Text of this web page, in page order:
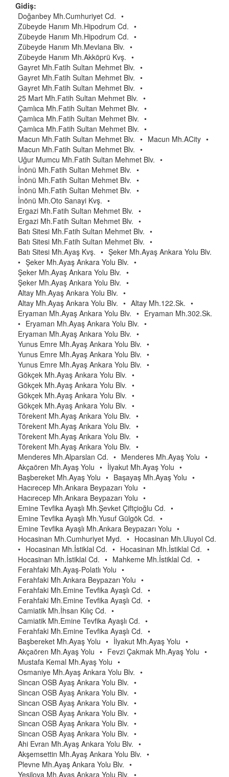
Gidiş:
Doğanbey Mh.Cumhuriyet Cd. •
Zübeyde Hanım Mh.Hipodrum Cd. •
Zübeyde Hanım Mh.Hipodrum Cd. •
Zübeyde Hanım Mh.Mevlana Blv. •
Zübeyde Hanım Mh.Akköprü Kvş. •
Gayret Mh.Fatih Sultan Mehmet Blv. •
Gayret Mh.Fatih Sultan Mehmet Blv. •
Gayret Mh.Fatih Sultan Mehmet Blv. •
25 Mart Mh.Fatih Sultan Mehmet Blv. •
Çamlıca Mh.Fatih Sultan Mehmet Blv. •
Çamlıca Mh.Fatih Sultan Mehmet Blv. •
Çamlıca Mh.Fatih Sultan Mehmet Blv. •
Macun Mh.Fatih Sultan Mehmet Blv. • Macun Mh.ACity •
Macun Mh.Fatih Sultan Mehmet Blv. •
Uğur Mumcu Mh.Fatih Sultan Mehmet Blv. •
İnönü Mh.Fatih Sultan Mehmet Blv. •
İnönü Mh.Fatih Sultan Mehmet Blv. •
İnönü Mh.Fatih Sultan Mehmet Blv. •
İnönü Mh.Oto Sanayi Kvş. •
Ergazi Mh.Fatih Sultan Mehmet Blv. •
Ergazi Mh.Fatih Sultan Mehmet Blv. •
Batı Sitesi Mh.Fatih Sultan Mehmet Blv. •
Batı Sitesi Mh.Fatih Sultan Mehmet Blv. •
Batı Sitesi Mh.Ayaş Kvş. • Şeker Mh.Ayaş Ankara Yolu Blv.
• Şeker Mh.Ayaş Ankara Yolu Blv. •
Şeker Mh.Ayaş Ankara Yolu Blv. •
Şeker Mh.Ayaş Ankara Yolu Blv. •
Altay Mh.Ayaş Ankara Yolu Blv. •
Altay Mh.Ayaş Ankara Yolu Blv. • Altay Mh.122.Sk. •
Eryaman Mh.Ayaş Ankara Yolu Blv. • Eryaman Mh.302.Sk.
• Eryaman Mh.Ayaş Ankara Yolu Blv. •
Eryaman Mh.Ayaş Ankara Yolu Blv. •
Yunus Emre Mh.Ayaş Ankara Yolu Blv. •
Yunus Emre Mh.Ayaş Ankara Yolu Blv. •
Yunus Emre Mh.Ayaş Ankara Yolu Blv. •
Gökçek Mh.Ayaş Ankara Yolu Blv. •
Gökçek Mh.Ayaş Ankara Yolu Blv. •
Gökçek Mh.Ayaş Ankara Yolu Blv. •
Gökçek Mh.Ayaş Ankara Yolu Blv. •
Törekent Mh.Ayaş Ankara Yolu Blv. •
Törekent Mh.Ayaş Ankara Yolu Blv. •
Törekent Mh.Ayaş Ankara Yolu Blv. •
Törekent Mh.Ayaş Ankara Yolu Blv. •
Menderes Mh.Alparslan Cd. • Menderes Mh.Ayaş Yolu •
Akçaören Mh.Ayaş Yolu • İlyakut Mh.Ayaş Yolu •
Başbereket Mh.Ayaş Yolu • Başayaş Mh.Ayaş Yolu •
Hacırecep Mh.Ankara Beypazarı Yolu •
Hacırecep Mh.Ankara Beypazarı Yolu •
Emine Tevfika Ayaşlı Mh.Şevket Çiftçioğlu Cd. •
Emine Tevfika Ayaşlı Mh.Yusuf Gülgök Cd. •
Emine Tevfika Ayaşlı Mh.Ankara Beypazarı Yolu •
Hocasinan Mh.Cumhuriyet Myd. • Hocasinan Mh.Uluyol Cd.
• Hocasinan Mh.İstiklal Cd. • Hocasinan Mh.İstiklal Cd. •
Hocasinan Mh.İstiklal Cd. • Mahkeme Mh.İstiklal Cd. •
Ferahfaki Mh.Ayaş-Polatlı Yolu •
Ferahfaki Mh.Ankara Beypazarı Yolu •
Ferahfaki Mh.Emine Tevfika Ayaşlı Cd. •
Ferahfaki Mh.Emine Tevfika Ayaşlı Cd. •
Camiatik Mh.İhsan Kılıç Cd. •
Camiatik Mh.Emine Tevfika Ayaşlı Cd. •
Ferahfaki Mh.Emine Tevfika Ayaşlı Cd. •
Başbereket Mh.Ayaş Yolu • İlyakut Mh.Ayaş Yolu •
Akçaören Mh.Ayaş Yolu • Fevzi Çakmak Mh.Ayaş Yolu •
Mustafa Kemal Mh.Ayaş Yolu •
Osmaniye Mh.Ayaş Ankara Yolu Blv. •
Sincan OSB Ayaş Ankara Yolu Blv. •
Sincan OSB Ayaş Ankara Yolu Blv. •
Sincan OSB Ayaş Ankara Yolu Blv. •
Sincan OSB Ayaş Ankara Yolu Blv. •
Sincan OSB Ayaş Ankara Yolu Blv. •
Sincan OSB Ayaş Ankara Yolu Blv. •
Ahi Evran Mh.Ayaş Ankara Yolu Blv. •
Akşemsettin Mh.Ayaş Ankara Yolu Blv. •
Plevne Mh.Ayaş Ankara Yolu Blv. •
Yeşilova Mh.Ayaş Ankara Yolu Blv. •